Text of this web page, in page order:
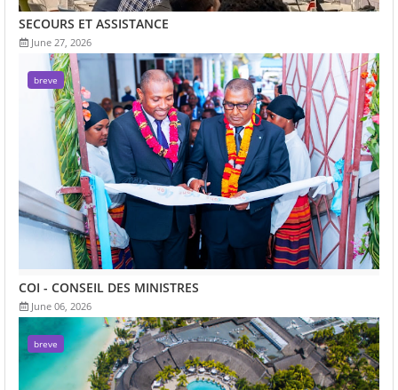
SECOURS ET ASSISTANCE
June 27, 2026
breve
COI - CONSEIL DES MINISTRES
June 06, 2026
breve